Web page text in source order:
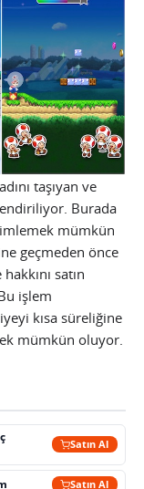
taşıyan ve
Burada
mümkün
geçmeden önce
satın
işlem
kısa süreliğine
mümkün oluyor.
Satın Al
Satın Al